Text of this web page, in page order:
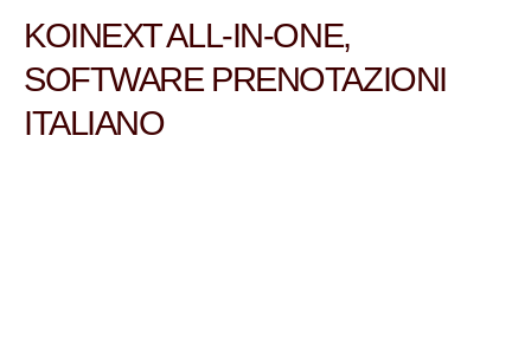
KOINEXT ALL-IN-ONE,
SOFTWARE PRENOTAZIONI
ITALIANO